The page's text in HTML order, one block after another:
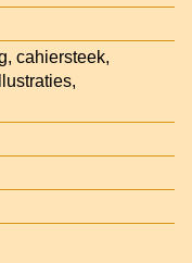
cahiersteek,